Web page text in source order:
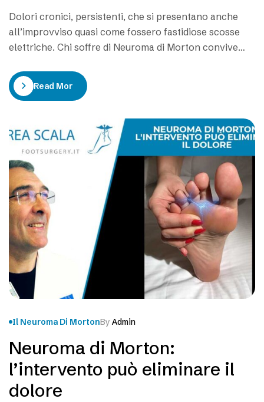
Dolori cronici, persistenti, che si presentano anche
all’improvviso quasi come fossero fastidiose scosse
elettriche. Chi soffre di Neuroma di Morton convive
movimenti ed impedisce di vivere la normale
quotidianità con serenità. Non solo dedicarsi ad sport,
Read More
Il Neuroma Di MortonBy Admin
Neuroma di Morton:
l’intervento può eliminare il
dolore